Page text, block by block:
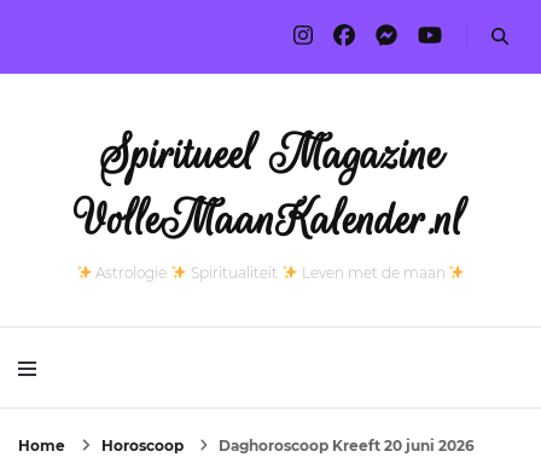
Spiritueel Magazine
VolleMaanKalender.nl
Astrologie Spiritualiteit Leven met de maan
Home Horoscoop Daghoroscoop Kreeft 20 juni 2026